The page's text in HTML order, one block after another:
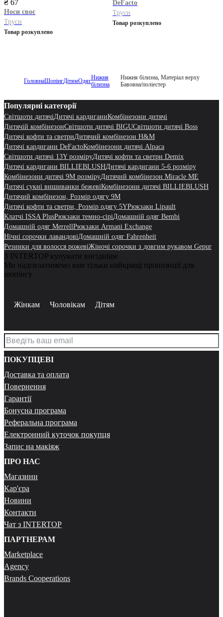
₴ 67
Носи своє
Труси
Товар розкуплено
DeFacto
Труси
Товар розкуплено
ГоловнаШопінгДітямОдягНижня
білизна
Нижня білизна, Матеріал верху
Бавовна/поліестер
Популярні категорії
Світшоти дитячіДитячі кардиганиКомбінезони дитячі
Дитячій комбінезонСвітшоти дитячі BIGUСвітшоти дитячі Boss
Дитячі кофти та светриДитячий комбінезон H&M
Дитячі кардигани DeFactoКомбінезони дитячі Alpaca
Світшоти дитячі 13Y розміруДитячі кофти та светри Demix
Дитячі кардигани BILLIEBLUSHДитячі кардигани 5-6 розміру
Комбінезони дитячі 9M розміруДитячий комбінезон Miracle ME
Дитячі сукні вишиванки бежевіКомбінезони дитячі BILLIEBLUSH
Дитячий комбінезон, Розмір одягу 9M
Дитячі кофти та светри, Розмір одягу 5YРюкзаки Lipault
Клатчі ISSA PlusРюкзаки темно-сіріДомашній одяг Bembi
Домашній одяг MerrellРюкзаки Armani Exchange
Нічні сорочки лавандовіДомашній одяг Fahrenheit
Резинки для волосся рожевіЖіночі сорочки з довгим рукавом Gepur
З INTERTOP купувати вигідніше
Ми надсилатимемо вам тільки найкращі пропозиції для
шопінгу
Жінкам Чоловікам Дітям
ПОКУПЦЕВІ
Доставка та оплата
Повернення
Гарантії
Бонусна програма
Реферальна програма
Електронний куточок покупця
Запис на макіяж
ПРО НАС
Магазини
Кар'єра
Новини
Контакти
Чат з INTERTOP
ПАРТНЕРАМ
Marketplace
Agency
Brands Cooperations